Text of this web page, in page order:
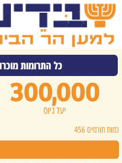
יעד גיוס
300,000
כל התרומות
כמות תורמים 456